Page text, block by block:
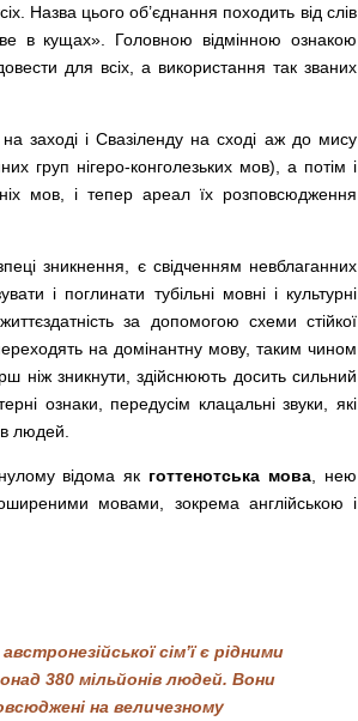
Назва цього об’єднання походить від слів
в кущах». Головною відмінною ознакою
для всіх, а використання так званих
заході і Свазіленду на сході аж до мису
груп нігеро-конголезьких мов), а потім і
мов, і тепер ареал їх розповсюдження
зникнення, є свідченням невблаганних
і поглинати тубільні мовні і культурні
за допомогою схеми стійкої
на домінантну мову, таким чином
ніж зникнути, здійснюють досить сильний
ознаки, передусім клацальні звуки, які
людей.
відома як готтенотська мова , нею
мовами, зокрема англійською і
сім’ї є рідними
380 мільйонів людей. Вони
на величезному